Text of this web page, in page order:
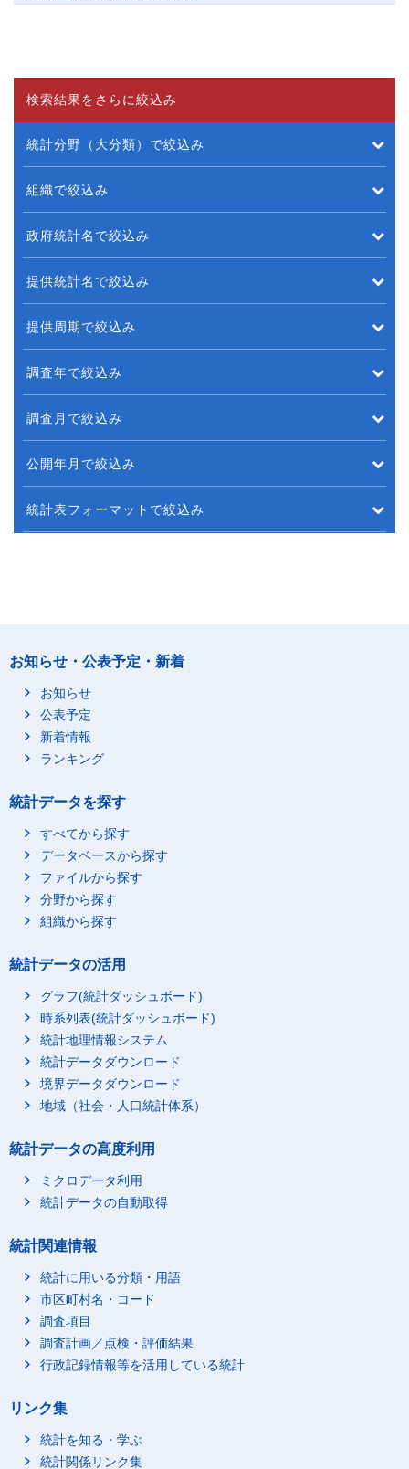
検索結果をさらに絞込み
統計分野（大分類）で絞込み
組織で絞込み
政府統計名で絞込み
提供統計名で絞込み
提供周期で絞込み
調査年で絞込み
調査月で絞込み
公開年月で絞込み
統計表フォーマットで絞込み
お知らせ・公表予定・新着
お知らせ
公表予定
新着情報
ランキング
統計データを探す
すべてから探す
データベースから探す
ファイルから探す
分野から探す
組織から探す
統計データの活用
グラフ(統計ダッシュボード)
時系列表(統計ダッシュボード)
統計地理情報システム
統計データダウンロード
境界データダウンロード
地域（社会・人口統計体系）
統計データの高度利用
ミクロデータ利用
統計データの自動取得
統計関連情報
統計に用いる分類・用語
市区町村名・コード
調査項目
調査計画／点検・評価結果
行政記録情報等を活用している統計
リンク集
統計を知る・学ぶ
統計関係リンク集